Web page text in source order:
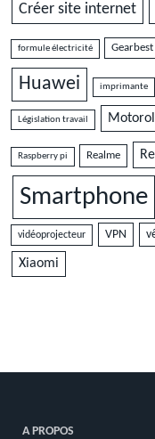
Créer site internet
formule électricité Gearbest
Huawei imprimante
Législation travail
Raspberry pi Realme
Smartphone
vidéoprojecteur VPN
Xiaomi
A PROPOS